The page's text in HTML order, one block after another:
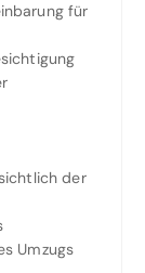
für
der
Umzugs